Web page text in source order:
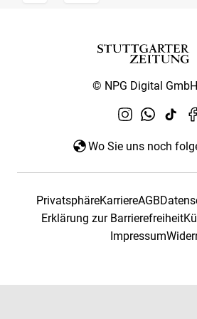
© NPG Digital
Wo Sie uns noch
PrivatsphäreKarriereAGB
Erklärung zur Barrierefreiheit
Impressum